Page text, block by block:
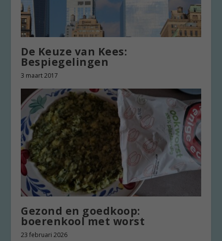
De Keuze van Kees:
Bespiegelingen
3 maart 2017
Gezond en goedkoop:
boerenkool met worst
23 februari 2026